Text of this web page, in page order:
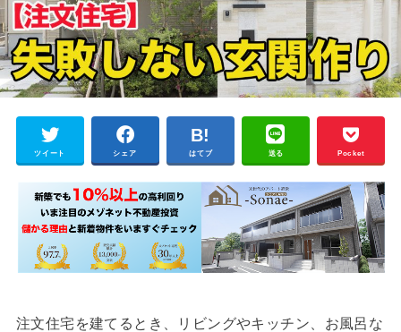
ツイート シェア はてブ 送る Pocket
注文住宅を建てるとき、リビングやキッチン、お風呂な